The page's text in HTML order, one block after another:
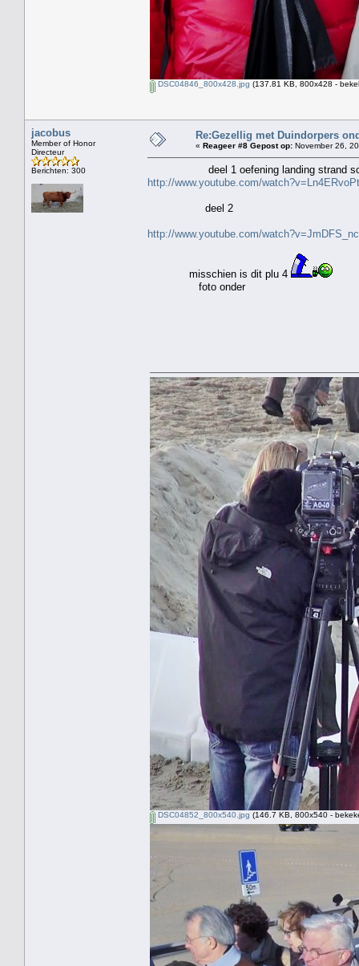
DSC04846_800x428.jpg (137.81 KB, 800x428 -
jacobus
Member of Honor
Directeur
Berichten: 300
Re:Gezellig met Duindorpers
« Reageer #8 Gepost op: November 26,
deel 1 oefening landing strand
http://www.youtube.com/
deel 2
http://www.youtube.com/
misschien is dit plu 4
foto onder
DSC04852_800x540.jpg (146.7 KB, 800x540 -